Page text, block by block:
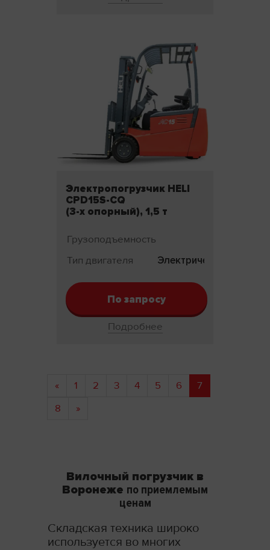
Электропогрузчик HELI
CPD15S-CQ
(3-х опорный), 1,5 т
Грузоподъемность
Тип двигателя
Электрический
По запросу
Подробнее
« 1 2 3 4 5 6
7
8
»
Вилочный погрузчик в
Воронеже по приемлемым
ценам
Складская техника широко
используется во многих